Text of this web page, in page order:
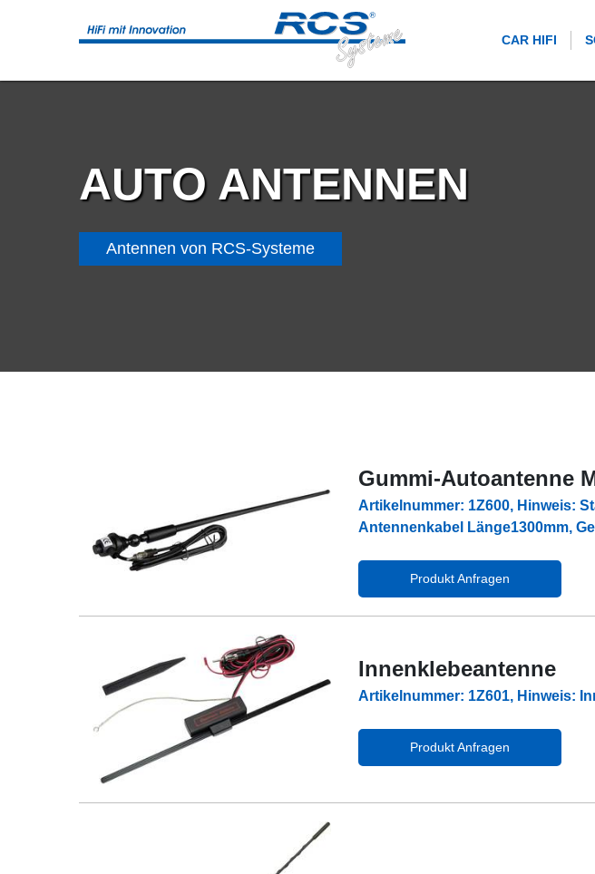
CAR HIFI
AUTO ANTENNEN
Antennen von RCS-Systeme
Gummi-Autoantenne
Artikelnummer: 1Z600, Hinweis:
Antennenkabel Länge1300mm,
Produkt Anfragen
Innenklebeantenne
Artikelnummer: 1Z601, Hinweis:
Produkt Anfragen